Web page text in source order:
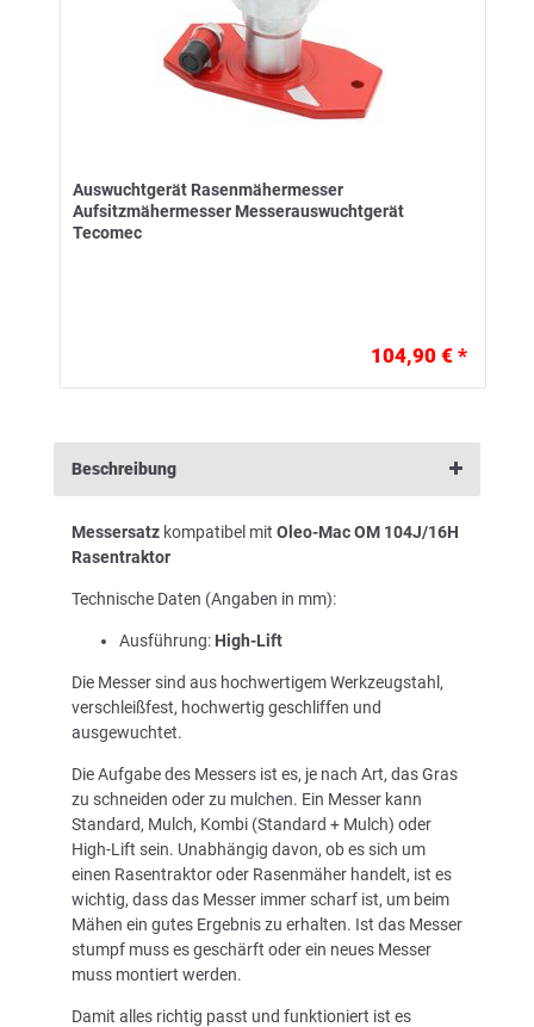
Auswuchtgerät Rasenmähermesser
Aufsitzmähermesser Messerauswuchtgerät
Tecomec
104,90 € *
Beschreibung
Messersatz kompatibel mit Oleo-Mac OM 104J/16H
Rasentraktor
Technische Daten (Angaben in mm):
Ausführung: High-Lift
Die Messer sind aus hochwertigem Werkzeugstahl,
verschleißfest, hochwertig geschliffen und
ausgewuchtet.
Die Aufgabe des Messers ist es, je nach Art, das Gras
zu schneiden oder zu mulchen. Ein Messer kann
Standard, Mulch, Kombi (Standard + Mulch) oder
High-Lift sein. Unabhängig davon, ob es sich um
einen Rasentraktor oder Rasenmäher handelt, ist es
wichtig, dass das Messer immer scharf ist, um beim
Mähen ein gutes Ergebnis zu erhalten. Ist das Messer
stumpf muss es geschärft oder ein neues Messer
muss montiert werden.
Damit alles richtig passt und funktioniert ist es